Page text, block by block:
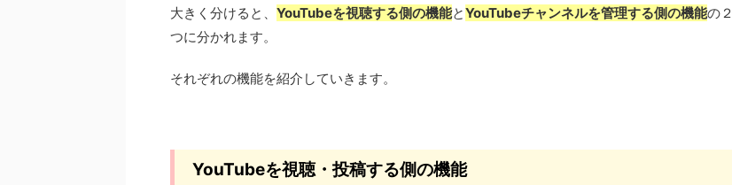
大きく分けると、 YouTubeを視聴する側の機能とYouTubeチャンネルを管理する側の機能の２
つに分かれます。
それぞれの機能を紹介していきます。
YouTubeを視聴・投稿する側の機能